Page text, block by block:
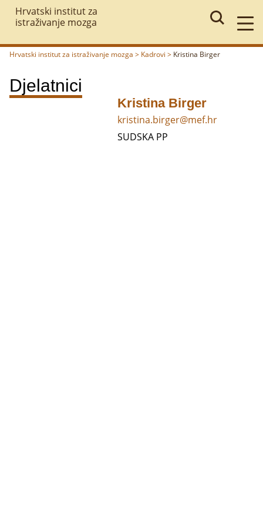
Hrvatski institut za
istraživanje mozga
Hrvatski institut za istraživanje mozga > Kadrovi > Kristina Birger
Djelatnici
Povratak
Kristina Birger
kristina.birger@mef.hr
SUDSKA PP